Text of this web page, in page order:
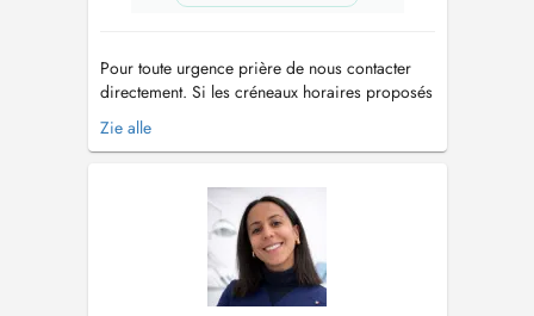
Pour toute urgence prière de nous contacter
directement. Si les créneaux horaires proposés
à la réservation en ligne ne vous conviennent
pas, n'hésitez pas à contacter le cabinet par
Zie alle